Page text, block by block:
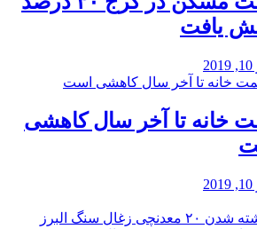
یافت
خانه تا آخر سال کاهشی